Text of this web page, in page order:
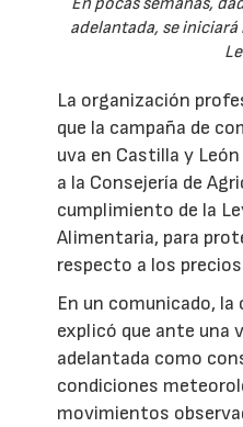
adelantada, se
La organización
que la campaña de
uva en Castilla y
a la Consejería de
cumplimiento de la
Alimentaria, para
respecto a los
En un comunicado,
explicó que ante una
adelantada como
condiciones
movimientos